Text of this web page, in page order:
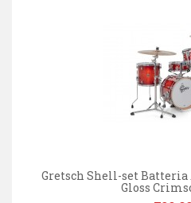
Gretsch Shell-set Batteria
Gloss